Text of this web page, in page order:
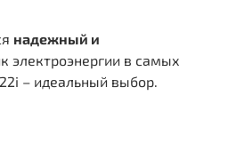
надежный и
электроэнергии в самых
– идеальный выбор.